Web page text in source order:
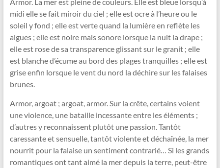
midi elle se fait miroir du ciel ; elle est ocre à l’heure ou le
soleil y fond ; elle est verte quand la lumière en reflète les
algues ; elle est noire mais sonore lorsque la nuit la drape ;
elle est rose de sa transparence glissant sur le granit ; elle
est blanche d’écume au bord des plages tranquilles ; elle est
grise enfin lorsque le vent du nord la déchire sur les falaises
brunes.
Armor, argoat ; argoat, armor. Sur la crête, certains voient
une violence, une bataille incessante entre les éléments ;
d’autres y reconnaissent plutôt une passion. Tantôt
caressante et sensuelle, tantôt violente et déchaînée, la mer
nourrit pour la falaise un sentiment contrarié… Si les grands
romantiques ont tant aimé la mer depuis la terre, peut-être